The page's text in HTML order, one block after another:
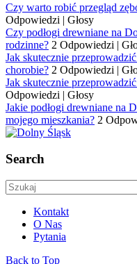
Czy warto robić przegląd
Odpowiedzi | Głosy
Czy podłogi drewniane na
rodzinne? 2 Odpowiedzi |
Jak skutecznie
chorobie? 2 Odpowiedzi |
Jak skutecznie
Odpowiedzi | Głosy
Jakie podłogi drewniane na
mojego mieszkania? 2
Search
Kontakt
O Nas
Pytania
Back to Top